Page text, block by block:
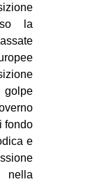
la
fondo
e
nella